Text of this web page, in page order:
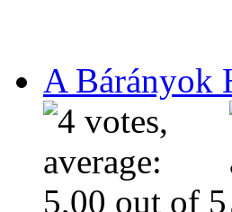
A Bárányok